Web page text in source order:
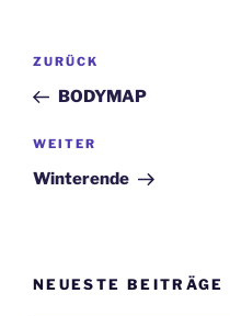
Beitragsnavigation
Vorheriger
Beitrag
ZURÜCK
BODYMAP
Nächster
Beitrag
WEITER
Winterende
NEUESTE BEITRÄGE